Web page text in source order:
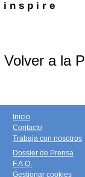
i n s p i r e
Volver a la
Inicio
Contacto
Trabaja con nosotros
Dossier de Prensa
F.A.Q.
Gestionar cookies